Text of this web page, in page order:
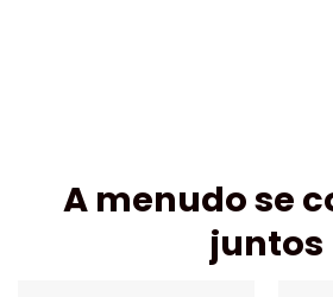
A menudo se
juntos